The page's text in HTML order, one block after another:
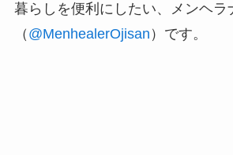
暮らしを便利にしたい、メンヘラ
（ @MenhealerOjisan ）です。